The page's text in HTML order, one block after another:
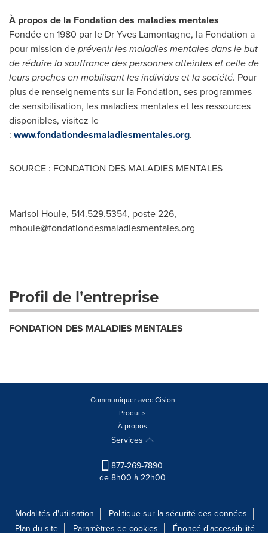
À propos de la Fondation des maladies mentales
Fondée en 1980 par le DrYves Lamontagne, la Fondation a
pour mission deprévenir les maladies mentales dans le but
de réduire la souffrance des personnes atteintes et celle de
leurs proches en mobilisant les individus et la société. Pour
plus de renseignements sur la Fondation, ses programmes
de sensibilisation, les maladies mentales et les ressources
disponibles, visitez le
: www.fondationdesmaladiesmentales.org.
SOURCE : FONDATION DES MALADIES MENTALES
Marisol Houle, 514.529.5354, poste 226,
mhoule@fondationdesmaladiesmentales.org
Profil de l'entreprise
FONDATION DES MALADIES MENTALES
Communiquer avec Cision
Produits
À propos
Services
877-269-7890
de 8h00 à 22h00
Modalités d'utilisation
Politique sur la sécurité des données
Plan du site
Paramètres de cookies Énoncé d'accessibilité